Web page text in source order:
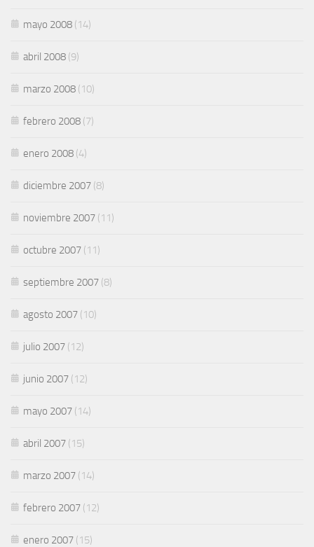
mayo 2008 (14)
abril 2008 (9)
marzo 2008 (10)
febrero 2008 (7)
enero 2008 (4)
diciembre 2007 (8)
noviembre 2007 (11)
octubre 2007 (11)
septiembre 2007 (8)
agosto 2007 (10)
julio 2007 (12)
junio 2007 (12)
mayo 2007 (14)
abril 2007 (15)
marzo 2007 (14)
febrero 2007 (12)
enero 2007 (15)